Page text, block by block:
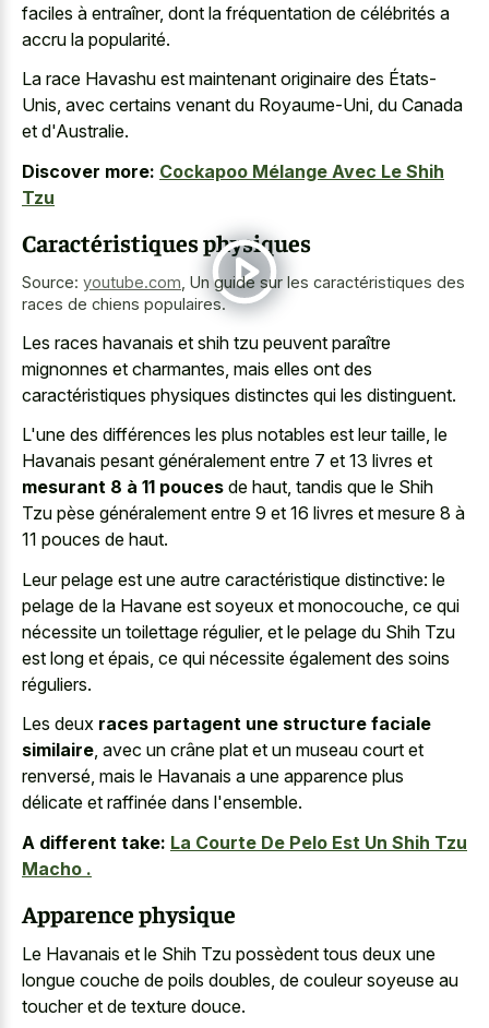
faciles à entraîner, dont la fréquentation de célébrités a
accru la popularité.
La race Havashu est maintenant originaire des États-
Unis, avec certains venant du Royaume-Uni, du Canada
et d'Australie.
Discover more: Cockapoo Mélange Avec Le Shih
Tzu
Caractéristiques physiques
Source: youtube.com Un guide sur les caractéristiques des
races de chiens populaires.
Les races havanais et shih tzu peuvent paraître
mignonnes et charmantes, mais elles ont des
caractéristiques physiques distinctes qui les distinguent.
L'une des différences les plus notables est leur taille, le
Havanais pesant généralement entre 7 et 13 livres et
mesurant 8 à 11 pouces de haut, tandis que le Shih
Tzu pèse généralement entre 9 et 16 livres et mesure 8 à
11 pouces de haut.
Leur pelage est une autre caractéristique distinctive: le
pelage de la Havane est soyeux et monocouche, ce qui
nécessite un toilettage régulier, et le pelage du Shih Tzu
est long et épais, ce qui nécessite également des soins
réguliers.
Les deux races partagent une structure faciale
similaire, avec un crâne plat et un museau court et
renversé, mais le Havanais a une apparence plus
délicate et raffinée dans l'ensemble.
A different take: La Courte De Pelo Est Un Shih Tzu
Macho .
Apparence physique
Le Havanais et le Shih Tzu possèdent tous deux une
longue couche de poils doubles , de couleur soyeuse au
toucher et de texture douce.